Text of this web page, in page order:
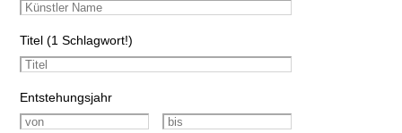
Titel (1 Schlagwort!)
Entstehungsjahr